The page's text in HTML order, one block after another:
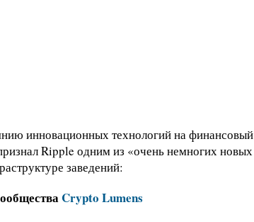
инновационных технологий на финансовый
Ripple одним из «очень немногих новых
заведений:
Crypto Lumens